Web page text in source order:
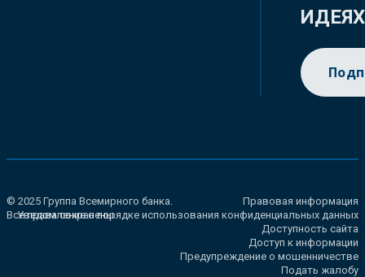
ИДЕЯХ
© 2025 Группа Всемирного банка.
Все права сохранены.
Правовая информация
Уведомление о порядке использования конфиденциальных данных
Доступность сайта
Доступ к информации
Предупреждение о мошенничестве
Подать жалобу